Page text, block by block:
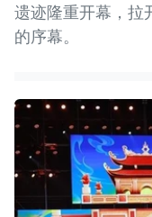
遗迹隆重开幕，拉
的序幕。